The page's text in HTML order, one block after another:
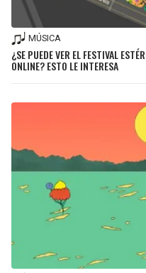
MÚSICA
¿SE PUEDE VER EL FESTIVAL
ONLINE? ESTO LE INTERESA